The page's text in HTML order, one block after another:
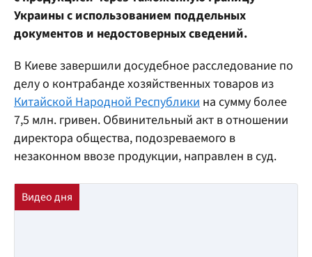
Украины с использованием поддельных
документов и недостоверных сведений.
В Киеве завершили досудебное расследование по
делу о контрабанде хозяйственных товаров из
Китайской Народной Республики на сумму более
7,5 млн. гривен. Обвинительный акт в отношении
директора общества, подозреваемого в
незаконном ввозе продукции, направлен в суд.